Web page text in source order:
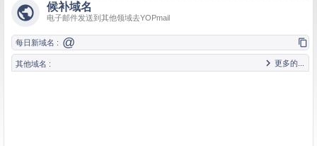
 候补域名
电子邮件发送到其他领域去YOPmail
每日新域名 : @ 
其他域名 :  更多的...